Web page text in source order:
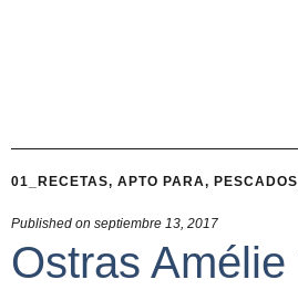
01_RECETAS, APTO PARA, PESCADOS
Published on septiembre 13, 2017
Ostras